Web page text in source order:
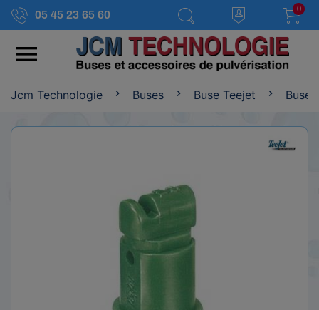
05 45 23 65 60
0

Jcm Technologie Buses Buse Teejet Buse